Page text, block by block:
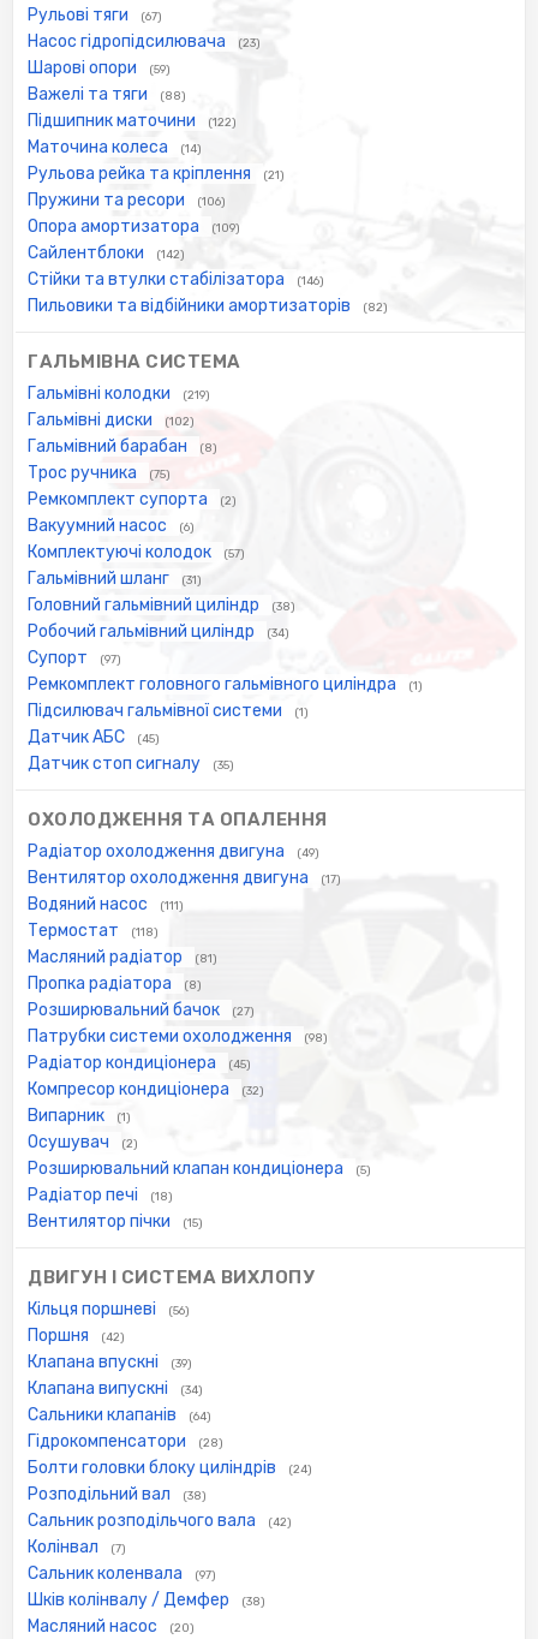
Рульові тяги (67)
Насос гідропідсилювача (23)
Шарові опори (59)
Важелі та тяги (88)
Підшипник маточини (122)
Маточина колеса (14)
Рульова рейка та кріплення (21)
Пружини та ресори (106)
Опора амортизатора (109)
Сайлентблоки (142)
Стійки та втулки стабілізатора (146)
Пильовики та відбійники амортизаторів (82)
ГАЛЬМІВНА СИСТЕМА
Гальмівні колодки (219)
Гальмівні диски (102)
Гальмівний барабан (8)
Трос ручника (75)
Ремкомплект супорта (2)
Вакуумний насос (6)
Комплектуючі колодок (57)
Гальмівний шланг (31)
Головний гальмівний циліндр (38)
Робочий гальмівний циліндр (34)
Супорт (97)
Ремкомплект головного гальмівного циліндра (1)
Підсилювач гальмівної системи (1)
Датчик АБС (45)
Датчик стоп сигналу (35)
ОХОЛОДЖЕННЯ ТА ОПАЛЕННЯ
Радіатор охолодження двигуна (49)
Вентилятор охолодження двигуна (17)
Водяний насос (111)
Термостат (118)
Масляний радіатор (81)
Пропка радіатора (8)
Розширювальний бачок (27)
Патрубки системи охолодження (98)
Радіатор кондиціонера (45)
Компресор кондиціонера (32)
Випарник (1)
Осушувач (2)
Розширювальний клапан кондиціонера (5)
Радіатор печі (18)
Вентилятор пічки (15)
ДВИГУН І СИСТЕМА ВИХЛОПУ
Кільця поршневі (56)
Поршня (42)
Клапана впускні (39)
Клапана випускні (34)
Сальники клапанів (64)
Гідрокомпенсатори (28)
Болти головки блоку циліндрів (24)
Розподільний вал (38)
Сальник розподільчого вала (42)
Колінвал (7)
Сальник коленвала (97)
Шків колінвалу / Демфер (38)
Масляний насос (20)